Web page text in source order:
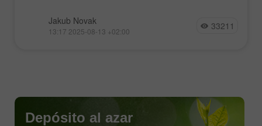
Jakub Novak
13:17 2025-08-13 +02:00 33211
Depósito al azar